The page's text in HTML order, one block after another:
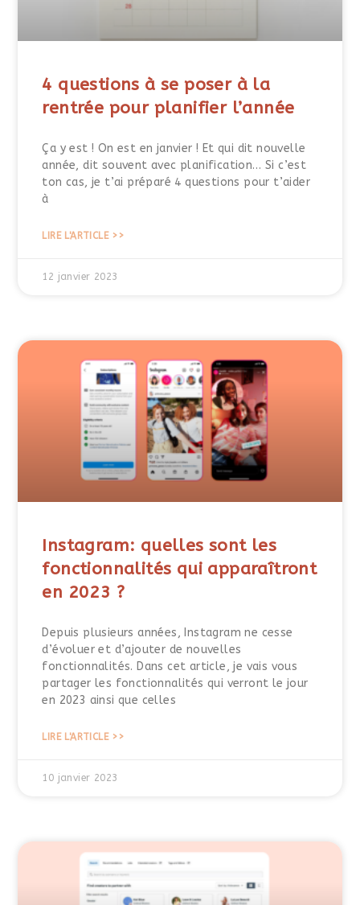
4 questions à se poser à la
rentrée pour planifier l’année
Ça y est ! On est en janvier ! Et qui dit nouvelle
année, dit souvent avec planification… Si c’est
ton cas, je t’ai préparé 4 questions pour t’aider
à
LIRE L'ARTICLE >>
12 janvier 2023
Instagram: quelles sont les
fonctionnalités qui apparaîtront
en 2023 ?
Depuis plusieurs années, Instagram ne cesse
d’évoluer et d’ajouter de nouvelles
fonctionnalités. Dans cet article, je vais vous
partager les fonctionnalités qui verront le jour
en 2023 ainsi que celles
LIRE L'ARTICLE >>
10 janvier 2023